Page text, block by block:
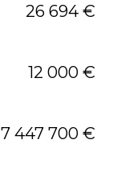
26 694 €
12 000 €
7 447 700 €